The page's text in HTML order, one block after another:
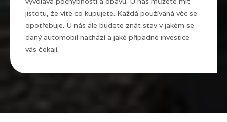
jistotu, že víte co kupujete. Každá používaná věc se
opotřebuje. U nás ale budete znát stav v jakém se
daný automobil nachází a jaké případné investice
vás čekají.